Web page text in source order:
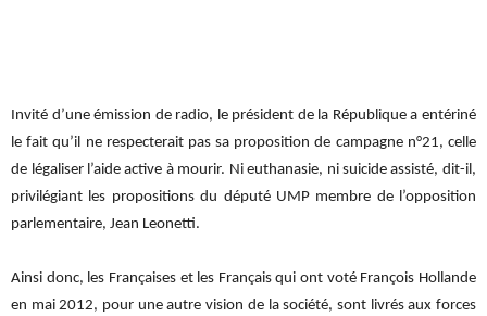
Invité d’une émission de radio, le président de la République a entériné
le fait qu’il ne respecterait pas sa proposition de campagne n°21, celle
de légaliser l’aide active à mourir. Ni euthanasie, ni suicide assisté, dit-il,
privilégiant les propositions du député UMP membre de l’opposition
parlementaire, Jean Leonetti.
Ainsi donc, les Françaises et les Français qui ont voté François Hollande
en mai 2012, pour une autre vision de la société, sont livrés aux forces